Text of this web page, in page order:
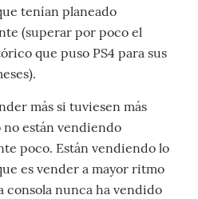
tenían planeado
(superar por poco el
que puso PS4 para sus
más si tuviesen más
están vendiendo
poco. Están vendiendo lo
es vender a mayor ritmo
consola nunca ha vendido